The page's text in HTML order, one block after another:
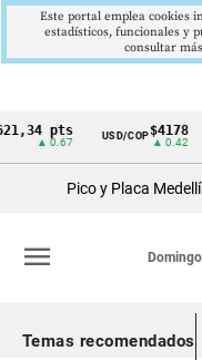
Cintillo
Colombia
pts
▲ 0.67
USD/COP$4178
▲ 0.42
Pico y Placa
Domingo
menu
Temas recomendados
Este portal emplea cookies
estadísticos, funcionales y
consultar